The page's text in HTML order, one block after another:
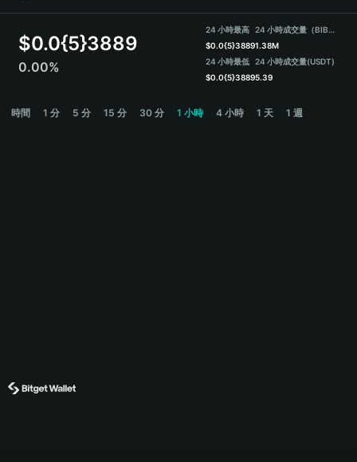
Español
$0.0{5}3889
0.00%
24 小時最高
$0.0{5}3889
24 小時最低
$0.0{5}3889
24 小時成交量（BIBO）
1.38M
24 小時成交量(USDT)
5.39
時間 1 分 5 分 15 分 30 分 1 小時 4 小時 1 天 1 週